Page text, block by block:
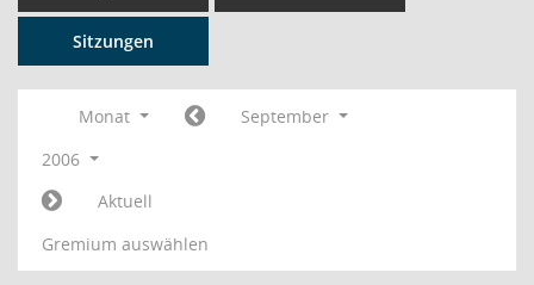
Sitzungen
Monat
September
2006
Aktuell
Gremium auswählen